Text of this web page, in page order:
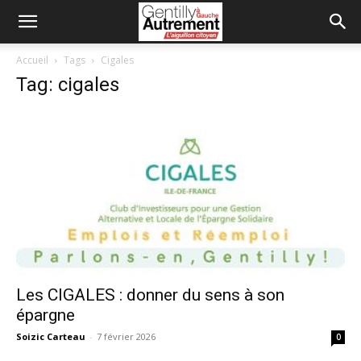
Accueil Tags Cigales
Tag: cigales
Les CIGALES : donner du sens à son
épargne
Soizic Carteau - 7 février 2026 0